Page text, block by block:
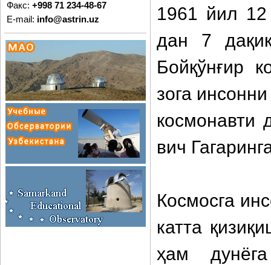
Факс: +998 71 234-48-67
E-mail: info@astrin.uz
1961 йил
дан 7
Бойқўнғир
зога
вич
Космосга
катта
ҳам